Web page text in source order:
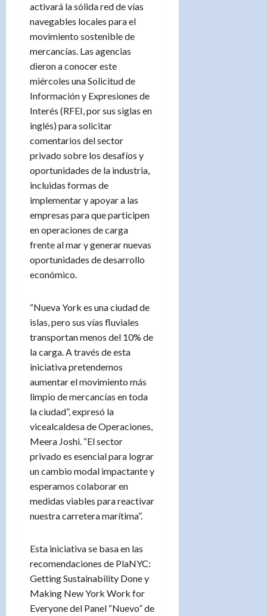
activará la sólida red de vías
navegables locales para el
movimiento sostenible de
mercancías. Las agencias
dieron a conocer este
miércoles una Solicitud de
Información y Expresiones de
Interés (RFEI, por sus siglas en
inglés) para solicitar
comentarios del sector
privado sobre los desafíos y
oportunidades de la industria,
incluidas formas de
implementar y apoyar a las
empresas para que participen
en operaciones de carga
frente al mar y generar nuevas
oportunidades de desarrollo
económico.
“Nueva York es una ciudad de
islas, pero sus vías fluviales
transportan menos del 10% de
la carga. A través de esta
iniciativa pretendemos
aumentar el movimiento más
limpio de mercancías en toda
la ciudad”, expresó la
vicealcaldesa de Operaciones,
Meera Joshi. “El sector
privado es esencial para lograr
un cambio modal impactante y
esperamos colaborar en
medidas viables para reactivar
nuestra carretera marítima”.
Esta iniciativa se basa en las
recomendaciones de PlaNYC:
Getting Sustainability Done y
Making New York Work for
Everyone del Panel “Nuevo” de